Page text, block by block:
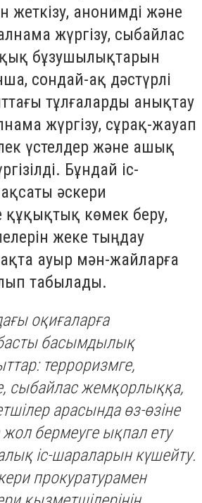
жеткізу, анонимді және
жүргізу, сыбайлас
бұзушылықтарын
сондай-ақ дәстүрлі
тұлғаларды анықтау
жүргізу, сұрақ-жауап
үстелдер және ашық
Бұндай іс-
әскери
құқықтық көмек беру,
жеке тыңдау
ауыр мән-жайларға
табылады.
оқиғаларға
басымдылық
терроризмге,
сыбайлас жемқорлыққа,
арасында өз-өзіне
бермеуге ықпал ету
іс-шараларын күшейту.
прокуратурамен